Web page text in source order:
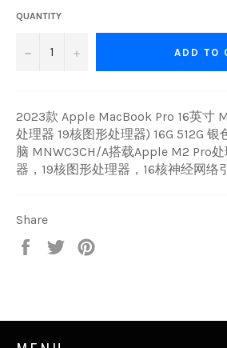
QUANTITY
− + ADD TO
2023款 Apple MacBook Pro 16英寸
处理器 19核图形处理器) 16G 512G 银
脑 MNWC3CH/A搭载Apple M2 Pro
器，19核图形处理器，16核神经网络
Share
Share
Tweet